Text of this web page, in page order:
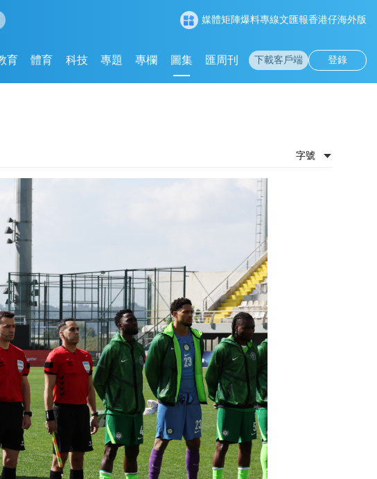
媒體矩陣爆料專線文匯報香港仔海外版
育 體育 科技 專題 專欄 圖集 匯周刊 下載客戶端 登錄
字號